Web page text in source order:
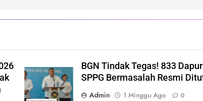
BGN Tindak Tegas! 833 Dapur
SPPG Bermasalah Resmi
Admin
1 Minggu Ago 0